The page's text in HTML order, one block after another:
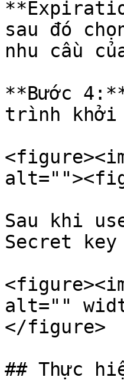
sau đó
nhu cầu
**Bước
trình khởi
Sau khi
Secret
alt=""
</figure>
## Thực